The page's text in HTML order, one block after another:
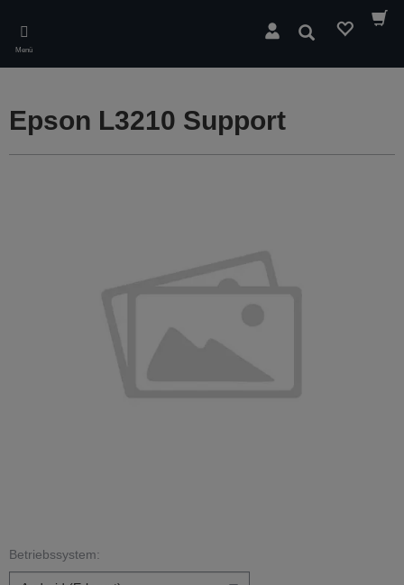
main
content
Menü
Suchen
Epson L3210 Support
Betriebssystem: